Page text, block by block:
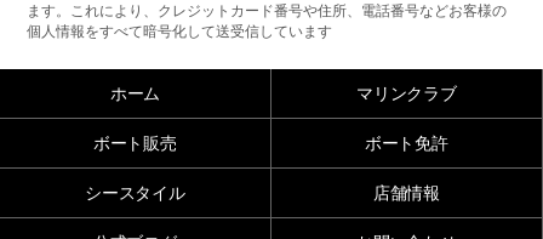
ます。これにより、クレジットカード番号や住所、電話番号などお客様の
個人情報をすべて暗号化して送受信しています
ホーム マリンクラブ
ボート販売 ボート免許
シースタイル 店舗情報